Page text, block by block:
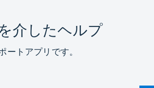
介したヘルプ
ートアプリです。